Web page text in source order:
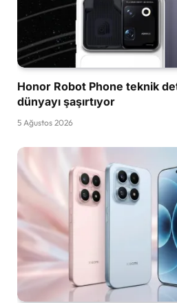
Honor Robot Phone teknik
dünyayı şaşırtıyor
5 Ağustos 2026